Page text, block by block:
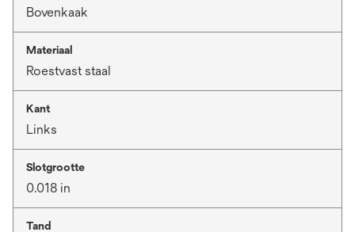
Bovenkaak
Materiaal
Roestvast staal
Kant
Links
Slotgrootte
0.018 in
Tand